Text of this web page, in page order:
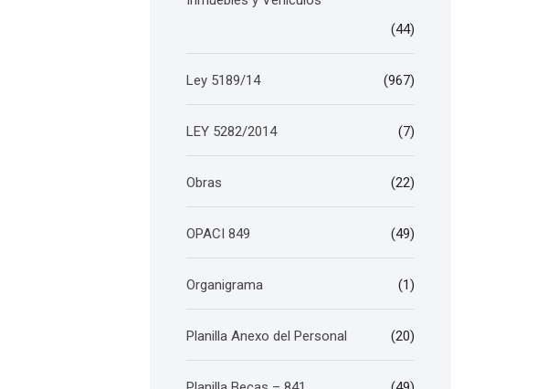
(44)
Ley 5189/14 (967)
LEY 5282/2014 (7)
Obras (22)
OPACI 849 (49)
Organigrama (1)
Planilla Anexo del Personal (20)